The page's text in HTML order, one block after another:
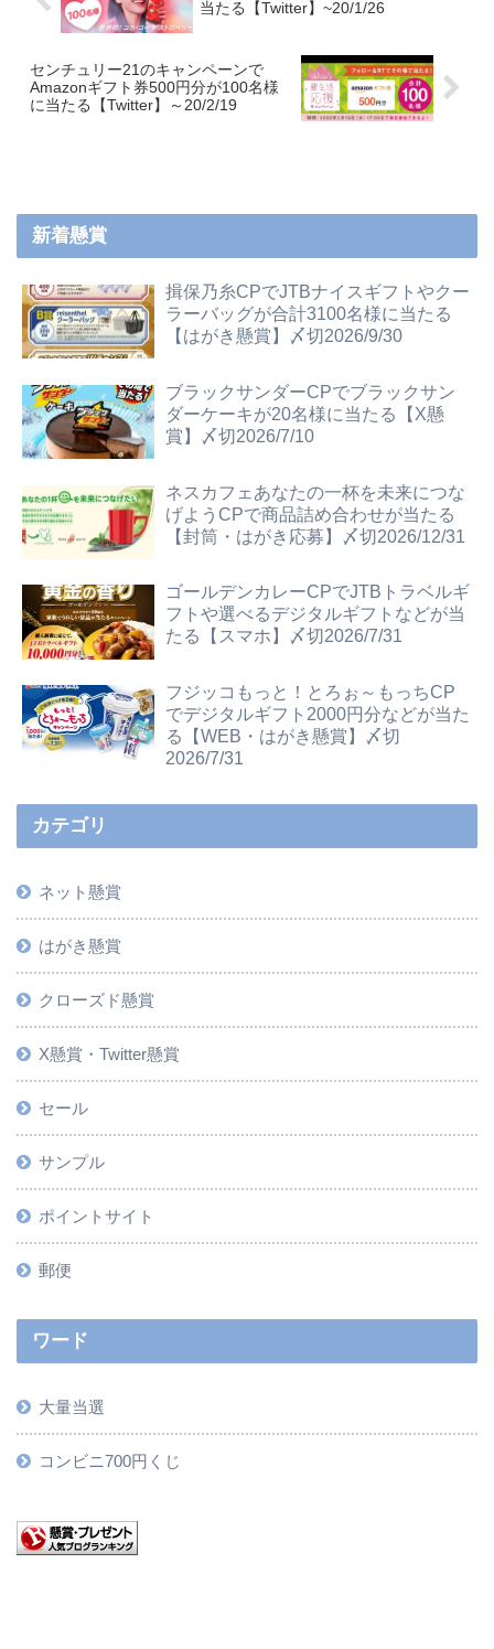
当たる【Twitter】~20/1/26
センチュリー21のキャンペーンで
Amazonギフト券500円分が100名様
に当たる【Twitter】～20/2/19
新着懸賞
揖保乃糸CPでJTBナイスギフトやクー
ラーバッグが合計3100名様に当たる
【はがき懸賞】〆切2026/9/30
ブラックサンダーCPでブラックサン
ダーケーキが20名様に当たる【X懸
賞】〆切2026/7/10
ネスカフェあなたの一杯を未来につな
げようCPで商品詰め合わせが当たる
【封筒・はがき応募】〆切2026/12/31
ゴールデンカレーCPでJTBトラベルギ
フトや選べるデジタルギフトなどが当
たる【スマホ】〆切2026/7/31
フジッコもっと！とろぉ～もっちCP
でデジタルギフト2000円分などが当た
る【WEB・はがき懸賞】〆切
2026/7/31
カテゴリ
ネット懸賞
はがき懸賞
クローズド懸賞
X懸賞・Twitter懸賞
セール
サンプル
ポイントサイト
郵便
ワード
大量当選
コンビニ700円くじ